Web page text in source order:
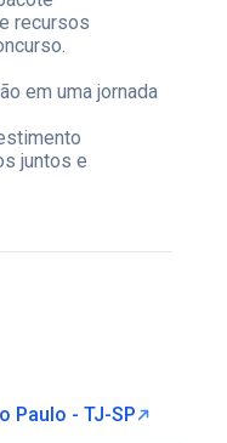
recursos
em uma jornada
juntos e
Paulo - TJ-SP